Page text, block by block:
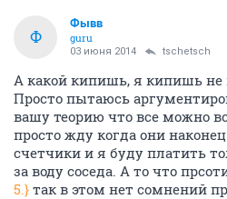
Ф
Фывв
guru
03 июня 2014 tschetsch
А какой кипишь, я кипишь не
Просто пытаюсь
вашу теорию что все можно
просто жду когда они
счетчики и я буду платить
за воду соседа. А то что
5.} так в этом нет сомнений